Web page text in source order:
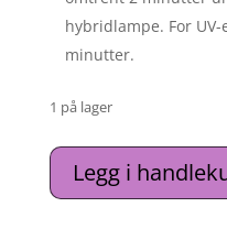
hybridlampe. For
minutter.
1 på lager
DNKa’
CoverLegg i